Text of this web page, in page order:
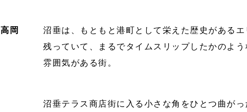
高岡
沼垂は、もともと港町として栄えた歴史がある
残っていて、まるでタイムスリップしたかのよ
雰囲気がある街。
沼垂テラス商店街に入る小さな角をひとつ曲が